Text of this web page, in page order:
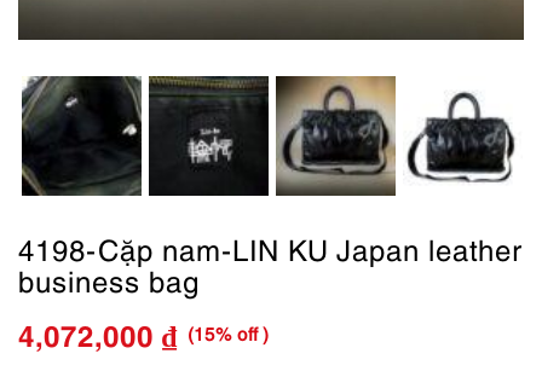
4198-Cặp nam-LIN KU Japan leather
business bag
Giá
4,072,000 ₫
Giá
(15% off )